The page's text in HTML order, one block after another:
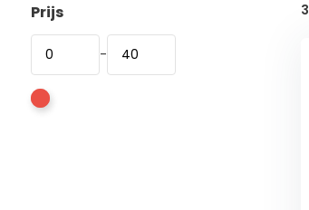
Prijs
-
3